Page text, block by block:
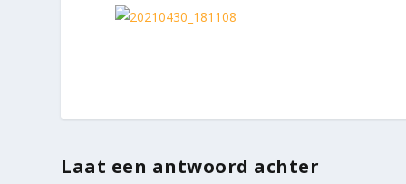
Laat een antwoord achter